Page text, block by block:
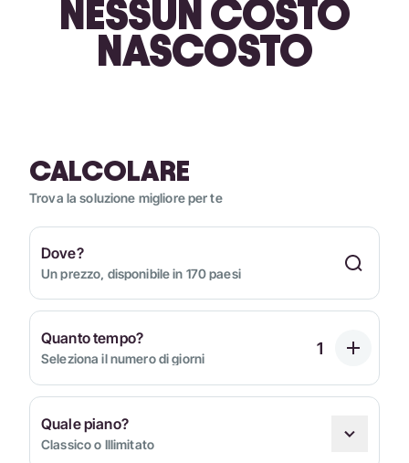
NESSUN COSTO
NASCOSTO
CALCOLARE
Trova la soluzione migliore per te
Dove?
Un prezzo, disponibile in 170 paesi
Quanto tempo?
Seleziona il numero di giorni
Quale piano?
Classico o Illimitato